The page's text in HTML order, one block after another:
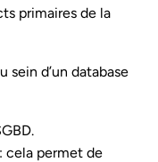
primaires de la
sein d’un database
: cela permet de